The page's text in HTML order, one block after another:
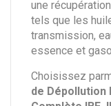
une
tels que les
transmission,
essence et
Choisissez
de Dépollution